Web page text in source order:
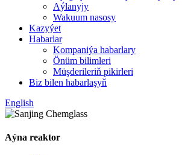
Aýlanyjy
Wakuum nasosy
Kazyýet
Habarlar
Kompaniýa habarlary
Önüm bilimleri
Müşderileriň pikirleri
Biz bilen habarlaşyň
English
Aýna reaktor